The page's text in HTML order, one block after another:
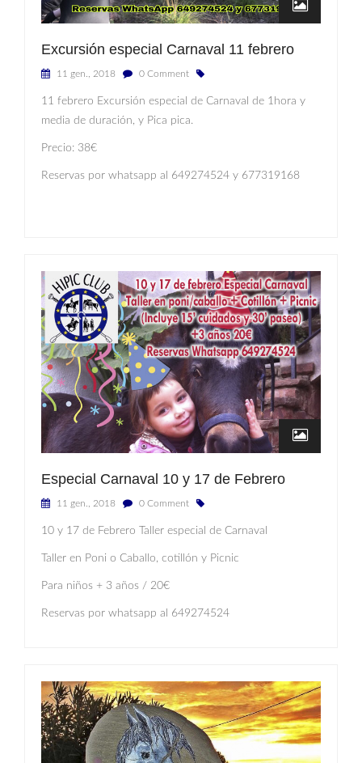
Excursión especial Carnaval 11 febrero
11 gen., 2018 0 Comment
11 febrero Excursión especial de Carnaval de 1hora y
media de duración, y Pica pica.
Precio: 38€
Reservas por whatsapp al 649274524 y 677319168
Especial Carnaval 10 y 17 de Febrero
11 gen., 2018 0 Comment
10 y 17 de Febrero Taller especial de Carnaval
Taller en Poni o Caballo, cotillón y Picnic
Para niños + 3 años / 20€
Reservas por whatsapp al 649274524